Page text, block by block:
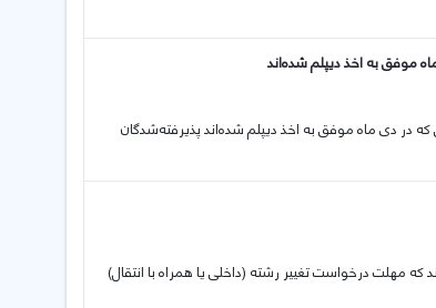
موفق به اخذ دیپلم شده‌اند
که در دی ماه موفق به اخذ دیپلم شده‌اند پذیرفته‌شدگان
که مهلت درخواست تغییر رشته (داخلی یا همراه با انتقال)